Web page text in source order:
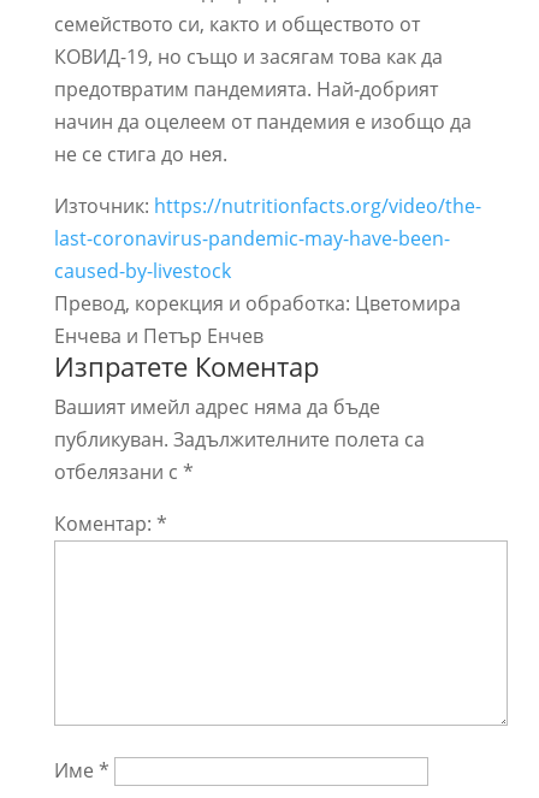
семейството си, както и обществото от
КОВИД-19, но също и засягам това как да
предотвратим пандемията. Най-добрият
начин да оцелеем от пандемия е изобщо да
не се стига до нея.
Източник: https://nutritionfacts.org/video/the-
last-coronavirus-pandemic-may-have-been-
caused-by-livestock
Превод, корекция и обработка: Цветомира
Енчева и Петър Енчев
Изпратете Коментар
Вашият имейл адрес няма да бъде
публикуван. Задължителните полета са
отбелязани с *
Коментар: *
Име *